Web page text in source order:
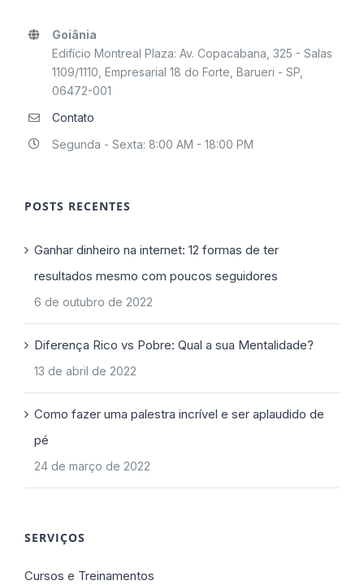
Goiânia
Edifício Montreal Plaza: Av. Copacabana, 325 - Salas
1109/1110, Empresarial 18 do Forte, Barueri - SP,
06472-001
Contato
Segunda - Sexta: 8:00 AM - 18:00 PM
POSTS RECENTES
Ganhar dinheiro na internet: 12 formas de ter
resultados mesmo com poucos seguidores
6 de outubro de 2022
Diferença Rico vs Pobre: Qual a sua Mentalidade?
13 de abril de 2022
Como fazer uma palestra incrível e ser aplaudido de
pé
24 de março de 2022
SERVIÇOS
Cursos e Treinamentos